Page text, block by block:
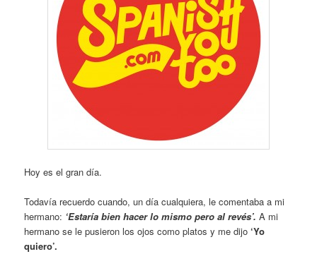
Hoy es el gran día.
Todavía recuerdo cuando, un día cualquiera, le comentaba a mi
hermano: ‘Estaría bien hacer lo mismo pero al revés’. A mi
hermano se le pusieron los ojos como platos y me dijo‘Yo
quiero’.